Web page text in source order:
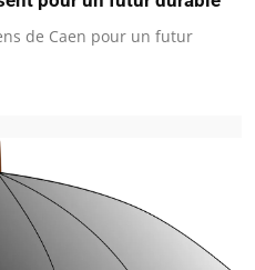
de Caen pour un futur